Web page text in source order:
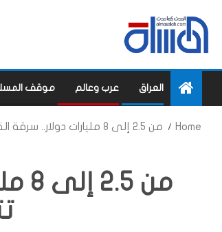
العراق عرب وعالم موقف
Home من 2.5 إلى 8 مليارات دولار.. سرقة القرن في العراق تتضخم بأرقام صادمة